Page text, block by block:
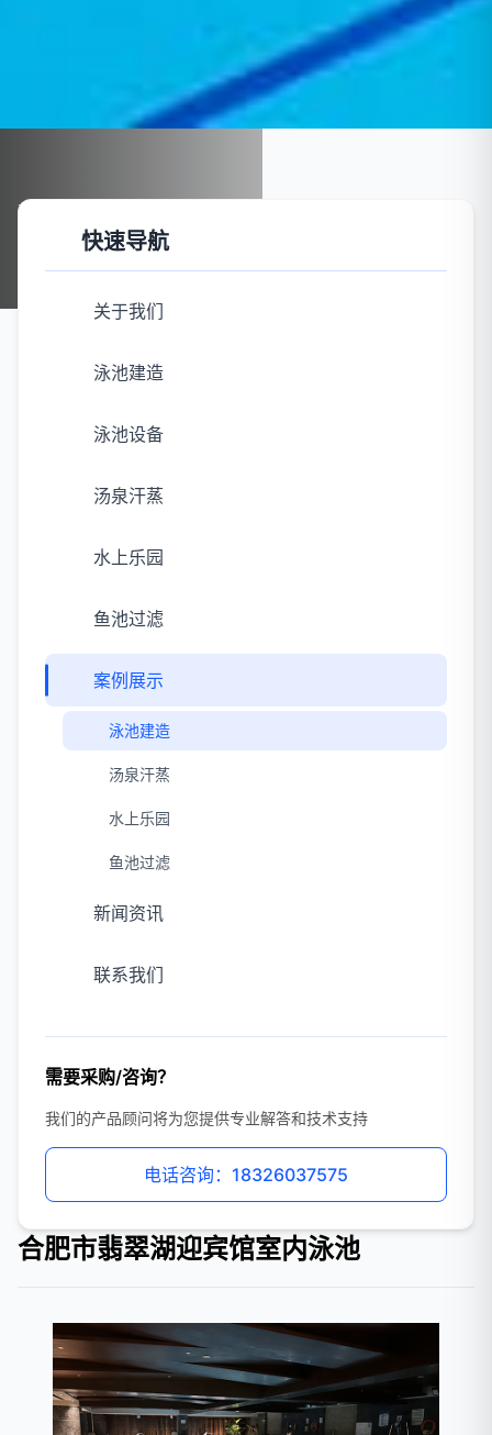
首页
泳池建造
快速导航
关于我们
泳池建造
泳池设备
汤泉汗蒸
水上乐园
鱼池过滤
案例展示
泳池建造
汤泉汗蒸
水上乐园
鱼池过滤
新闻资讯
联系我们
需要采购/咨询？
我们的产品顾问将为您提供专业解答和技术支持
电话咨询：18326037575
合肥市翡翠湖迎宾馆室内泳池